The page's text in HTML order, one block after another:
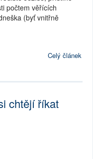
počtem věřících
(byť vnitřně
Celý článek
chtějí říkat